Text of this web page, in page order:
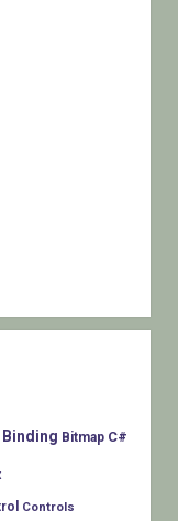
Binding Bitmap C#
Controls